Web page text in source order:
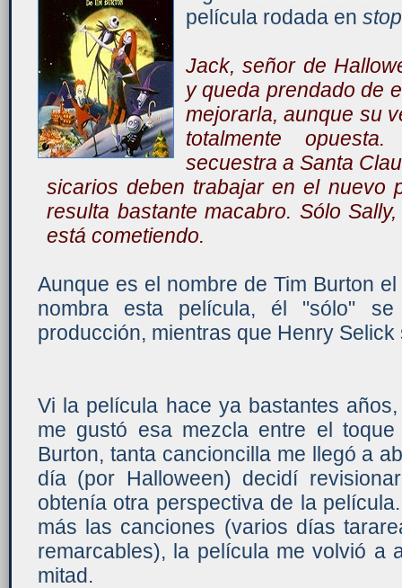
película rodada en
Jack, señor de
y queda prendado de
mejorarla, aunque su
totalmente
secuestra a Santa
sicarios deben trabajar en el nuevo
resulta bastante macabro. Sólo
está cometiendo.
Aunque es el nombre de Tim Burton
nombra esta película, él "sólo"
producción, mientras que Henry
Vi la película hace ya bastantes
me gustó esa mezcla entre el
Burton, tanta cancioncilla me llegó a
día (por Halloween) decidí
obtenía otra perspectiva de la
más las canciones (varios días
remarcables), la película me volvió a
mitad.